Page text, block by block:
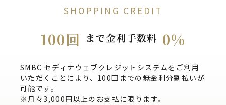
SHOPPING CREDIT
100回 まで金利手数料 0%
SMBC セディナウェブクレジットシステムをご利用
いただくことにより、100回までの無金利分割払いが
可能です。
※月々3,000円以上のお支払に限ります。